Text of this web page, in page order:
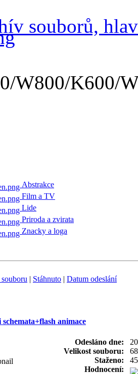
souborů,
W800/K600/
Abstrakce
Film a TV
Lide
Priroda a zvirata
Znacky a loga
| Stáhnuto | Datum odeslání
animace
Odesláno dne:
Velikost souboru:
Staženo:
Hodnocení: